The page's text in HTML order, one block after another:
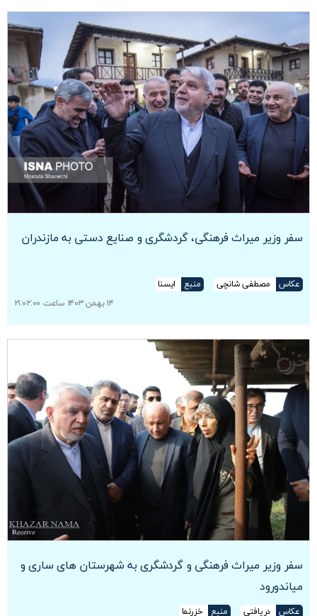
سفر وزیر میراث فرهنگی، گردشگری و صنایع دستی به مازندران
عکاس مصطفی شانچی منبع
ایسنا
۱۴ بهمن ۱۴۰۳ ساعت ۲۱:۰۲:۰۰
سفر وزیر میراث فرهنگی و گردشگری به شهرستان های ساری و
میاندورود
عکاس دریافتی منبع
خزرنما